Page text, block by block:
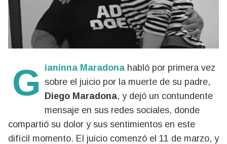
Gianinna Maradona habló por primera vez
sobre el juicio por la muerte de su padre,
Diego Maradona, y dejó un contundente
mensaje en sus redes sociales, donde
compartió su dolor y sus sentimientos en este
difícil momento. El juicio comenzó el 11 de marzo, y